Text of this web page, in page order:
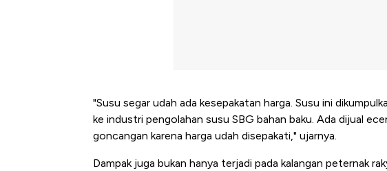
"Susu segar udah ada kesepakatan harga. Susu ini
ke industri pengolahan susu SBG bahan baku. Ada dijual
goncangan karena harga udah disepakati," ujarnya.
Dampak juga bukan hanya terjadi pada kalangan peternak